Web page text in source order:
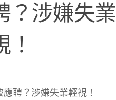
？涉嫌失業
聘？涉嫌失業輕視！